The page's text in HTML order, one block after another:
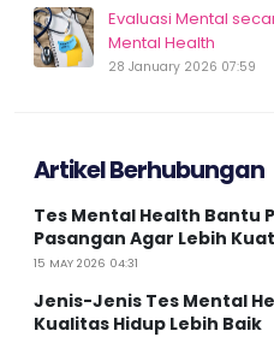
Evaluasi Mental
Mental Health
28 January 2026 07:59
Artikel Berhubungan
Tes Mental Health Bantu
Pasangan Agar Lebih Kuat
15 MAY 2026 04:31
Jenis-Jenis Tes Mental
Kualitas Hidup Lebih Baik